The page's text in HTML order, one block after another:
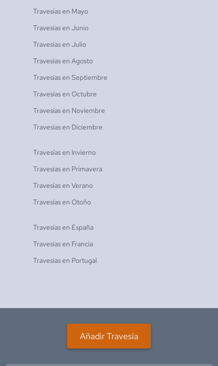
Travesías en Mayo
Travesías en Junio
Travesías en Julio
Travesías en Agosto
Travesías en Septiembre
Travesías en Octubre
Travesías en Noviembre
Travesías en Diciembre
Travesías en Invierno
Travesías en Primavera
Travesías en Verano
Travesías en Otoño
Travesías en España
Travesías en Francia
Travesías en Portugal
Añadir Travesía